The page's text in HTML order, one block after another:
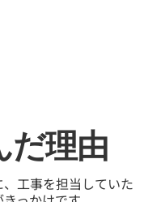
だ理由
工事を担当していた